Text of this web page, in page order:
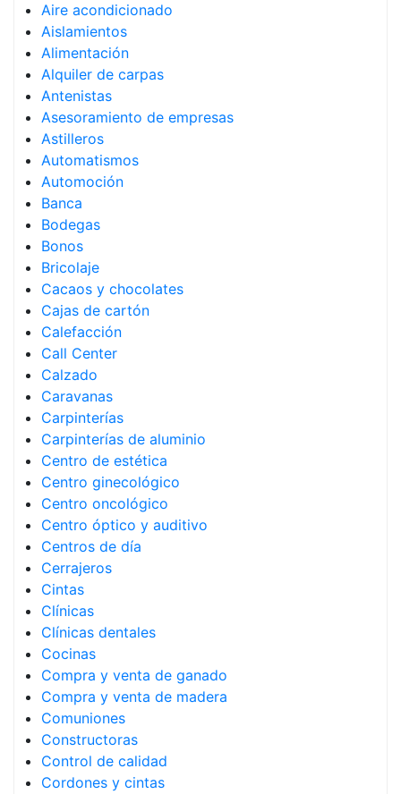
Aire acondicionado
Aislamientos
Alimentación
Alquiler de carpas
Antenistas
Asesoramiento de empresas
Astilleros
Automatismos
Automoción
Banca
Bodegas
Bonos
Bricolaje
Cacaos y chocolates
Cajas de cartón
Calefacción
Call Center
Calzado
Caravanas
Carpinterías
Carpinterías de aluminio
Centro de estética
Centro ginecológico
Centro oncológico
Centro óptico y auditivo
Centros de día
Cerrajeros
Cintas
Clínicas
Clínicas dentales
Cocinas
Compra y venta de ganado
Compra y venta de madera
Comuniones
Constructoras
Control de calidad
Cordones y cintas